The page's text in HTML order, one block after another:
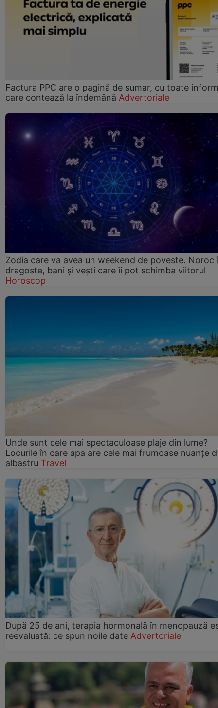
Factura PPC are o pagină de sumar, cu toate
care contează la îndemână Advertoriale
Zodia care va avea un weekend de poveste. Noroc
dragoste, bani și vești care îi pot schimba viitorul
Horoscop
Unde sunt cele mai spectaculoase plaje din lume?
Locurile în care apa are cele mai frumoase nuanțe
albastru Travel
După 25 de ani, terapia hormonală în menopauză
reevaluată: ce spun noile date Advertoriale